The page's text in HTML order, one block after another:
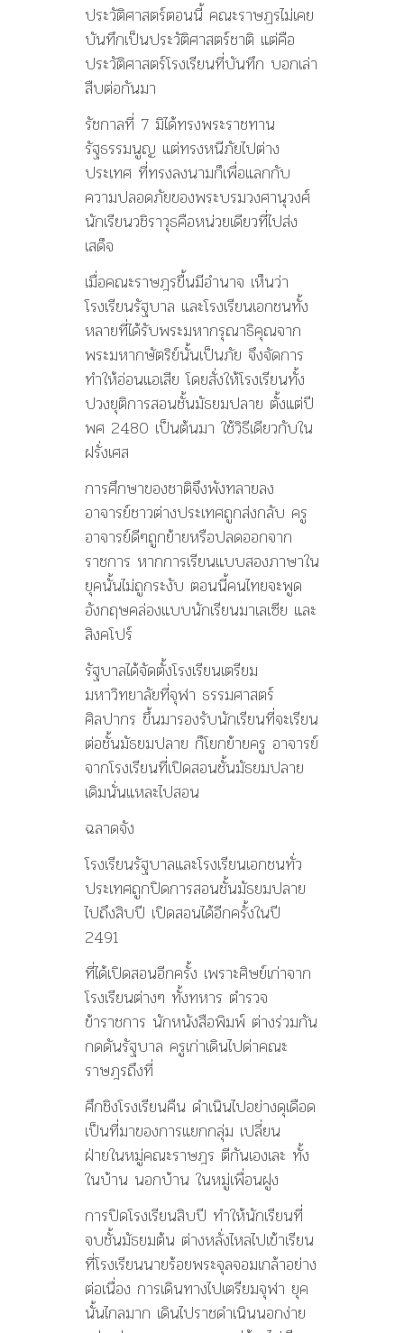
ประวัติศาสตร์ตอนนี้ คณะราษฏรไม่เคย
บันทึกเป็นประวัติศาสตร์ชาติ แต่คือ
ประวัติศาสตร์โรงเรียนที่บันทึก บอกเล่า
สืบต่อกันมา
รัชกาลที่ 7 มิได้ทรงพระราชทาน
รัฐธรรมนูญ แต่ทรงหนีภัยไปต่าง
ประเทศ ที่ทรงลงนามก็เพื่อแลกกับ
ความปลอดภัยของพระบรมวงศานุวงศ์
นักเรียนวชิราวุธคือหน่วยเดียวที่ไปส่ง
เสด็จ
เมื่อคณะราษฎรขื้นมีอำนาจ เห็นว่า
โรงเรียนรัฐบาล และโรงเรียนเอกชนทั้ง
หลายที่ได้รับพระมหากรุณาธิคุณจาก
พระมหากษัตริย์นั้นเป็นภัย จึงจัดการ
ทำให้อ่อนแอเสีย โดยสั่งให้โรงเรียนทั้ง
ปวงยุติการสอนชั้นมัธยมปลาย ตั้งแต่ปี
พศ 2480 เป็นต้นมา ใช้วิธีเดียวกับใน
ฝรั่งเศส
การศึกษาของชาติจึงพังทลายลง
อาจารย์ชาวต่างประเทศถูกส่งกลับ ครู
อาจารย์ดีๆถูกย้ายหรือปลดออกจาก
ราชการ หากการเรียนแบบสองภาษาใน
ยุคนั้นไม่ถูกระงับ ตอนนี้คนไทยจะพูด
อังกฤษคล่องแบบนักเรียนมาเลเซีย และ
สิงคโปร์
รัฐบาลได้จัดตั้งโรงเรียนเตรียม
มหาวิทยาลัยที่จุฬา ธรรมศาสตร์
ศิลปากร ขึ้นมารองรับนักเรียนที่จะเรียน
ต่อชั้นมัธยมปลาย ก็โยกย้ายครู อาจารย์
จากโรงเรียนที่เปิดสอนชั้นมัธยมปลาย
เดิมนั่นแหละไปสอน
ฉลาดจัง
โรงเรียนรัฐบาลและโรงเรียนเอกชนทั่ว
ประเทศถูกปิดการสอนชั้นมัธยมปลาย
ไปถึงสิบปี เปิดสอนได้อีกครั้งในปี
2491
ที่ได้เปิดสอนอีกครั้ง เพราะศิษย์เก่าจาก
โรงเรียนต่างๆ ทั้งทหาร ตำรวจ
ข้าราชการ นักหนังสือพิมพ์ ต่างร่วมกัน
กดดันรัฐบาล ครูเก่าเดินไปด่าคณะ
ราษฎรถึงที่
ศึกชิงโรงเรียนคืน ดำเนินไปอย่างดุเดือด
เป็นที่มาของการแยกกลุ่ม เปลี่ยน
ฝ่ายในหมู่คณะราษฎร ตีกันเองเละ ทั้ง
ในบ้าน นอกบ้าน ในหมู่เพื่อนฝูง
การปิดโรงเรียนสิบปี ทำให้นักเรียนที่
จบชั้นมัธยมต้น ต่างหลั่งไหลไปเข้าเรียน
ที่โรงเรียนนายร้อยพระจุลจอมเกล้าอย่าง
ต่อเนื่อง การเดินทางไปเตรียมจุฬา ยุค
นั้นไกลมาก เดินไปราชดำเนินนอกง่าย